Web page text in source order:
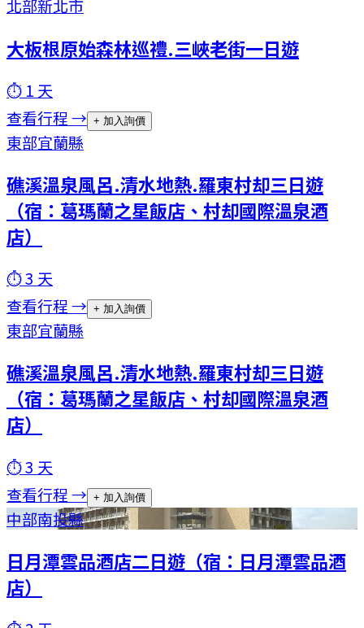
北部新北市
大板根原始森林巡禮.三峽老街一日遊
⏱ 1 天
查看行程 → + 加入詢價
東部宜蘭縣
礁溪溫泉風呂.清水地熱.羅東村却三日遊
（宿：葛瑪蘭之星飯店、村却國際溫泉酒
店）
⏱3 天
查看行程 → + 加入詢價
東部宜蘭縣
礁溪溫泉風呂.清水地熱.羅東村却三日遊
（宿：葛瑪蘭之星飯店、村却國際溫泉酒
店）
⏱3 天
查看行程 → + 加入詢價
中部南投縣
日月潭雲品酒店二日遊（宿：日月潭雲品酒
店）